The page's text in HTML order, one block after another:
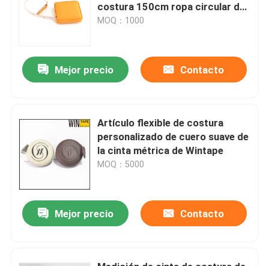
costura 150cm ropa circular de
color naranja brillante cinta de
MOQ：1000
Mejor precio Contacto
Artículo flexible de costura
personalizado de cuero suave de
la cinta métrica de Wintape
MOQ：5000
Mejor precio Contacto